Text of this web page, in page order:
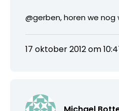
@gerben, horen we nog
17 oktober 2012 om